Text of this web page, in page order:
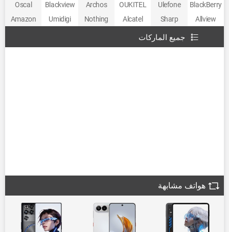
BlackBerry
Ulefone
OUKITEL
Archos
Blackview
Oscal
Allview
Sharp
Alcatel
Nothing
Umidigi
Amazon
جميع الماركات
هواتف مشابهة